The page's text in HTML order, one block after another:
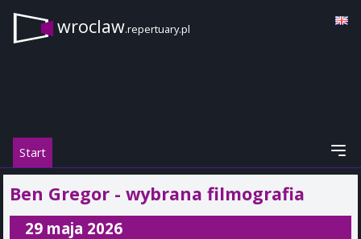
wroclaw.repertuary.pl
Start
Ben Gregor - wybrana filmografia
29 maja 2026